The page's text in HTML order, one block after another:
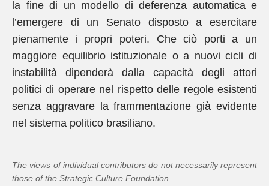
la fine di un modello di deferenza automatica e
l’emergere di un Senato disposto a esercitare
pienamente i propri poteri. Che ciò porti a un
maggiore equilibrio istituzionale o a nuovi cicli di
instabilità dipenderà dalla capacità degli attori
politici di operare nel rispetto delle regole esistenti
senza aggravare la frammentazione già evidente
nel sistema politico brasiliano.
The views of individual contributors do not necessarily represent
those of the Strategic Culture Foundation.